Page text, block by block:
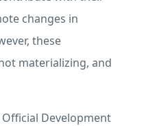
changes in
these
materializing, and
Development